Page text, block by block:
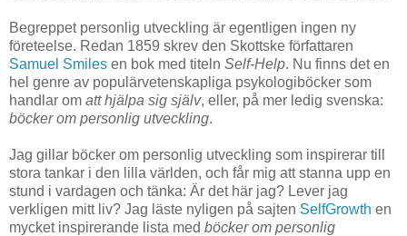
Begreppet personlig utveckling är egentligen ingen ny
företeelse. Redan 1859 skrev den Skottske författaren
Samuel Smiles en bok med titeln Self-Help. Nu finns det en
hel genre av populärvetenskapliga psykologiböcker som
handlar om att hjälpa sig själv, eller, på mer ledig svenska:
böcker om personlig utveckling.
Jag gillar böcker om personlig utveckling som inspirerar till
stora tankar i den lilla världen, och får mig att stanna upp en
stund i vardagen och tänka: Är det här jag? Lever jag
verkligen mitt liv? Jag läste nyligen på sajten SelfGrowth en
mycket inspirerande lista med böcker om personlig